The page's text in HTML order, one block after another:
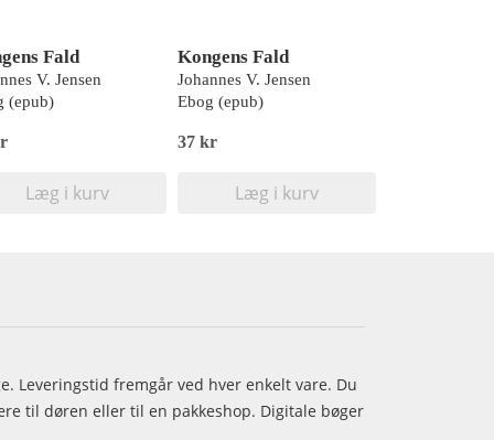
Fald
V. Jensen
(epub)
Læg i kurv
Kongens Fald
Johannes V. Jensen
Ebog (epub)
37 kr
Læg i kurv
Leveringstid fremgår ved hver enkelt vare. Du
til døren eller til en pakkeshop. Digitale bøger